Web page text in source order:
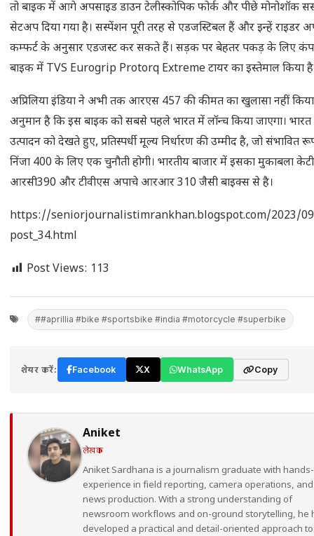
तो बाइक में आगे अपसाइड डाउन टेलीस्कोपिक फोर्क और पीछे मोनोशॉक
सेटअप दिया गया है। सस्पेंशन पूरी तरह से एडजस्टिबल हैं और इन्हें राइडर
कम्फर्ट के अनुसार एडजस्ट कर सकते हैं। सड़क पर बेहतर पकड़ के लिए
बाइक में TVS Eurogrip Protorq Extreme टायर का इस्तेमाल किया
अप्रिलिया इंडिया ने अभी तक आरएस 457 की कीमत का खुलासा नहीं
अनुमान है कि इस बाइक को सबसे पहले भारत में लॉन्च किया जाएगा।
उत्पादन को देखते हुए, प्रतिस्पर्धी मूल्य निर्धारण की उम्मीद है, जो संभावित
निंजा 400 के लिए एक चुनौती होगी। भारतीय बाजार में इसका मुकाबला
आरसी390 और टीवीएस अपाचे आरआर 310 जैसी बाइक्स से है।
https://seniorjournalistimrankhan.blogspot.com/2023/
post_34.html
Post Views: 113
##aprillia #bike #sportsbike #india #motorcycle #superbike
शेयर करें: Facebook X WhatsApp Copy
Aniket
लेखक
Aniket Sardhana is a journalism graduate with
experience in field reporting, camera operations, and
news production. With a strong understanding of
newsroom workflows and on-ground storytelling, he
developed a practical and detail-oriented approach to